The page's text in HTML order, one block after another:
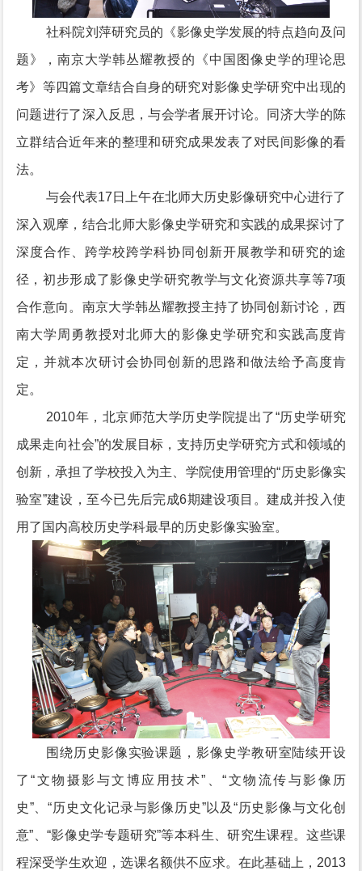
社科院刘萍研究员的《影像史学发展的特点趋向及问
题》，南京大学韩丛耀教授的《中国图像史学的理论思
考》等四篇文章结合自身的研究对影像史学研究中出现的
问题进行了深入反思，与会学者展开讨论。同济大学的陈
立群结合近年来的整理和研究成果发表了对民间影像的看
法。
与会代表17日上午在北师大历史影像研究中心进行了
深入观摩，结合北师大影像史学研究和实践的成果探讨了
深度合作、跨学校跨学科协同创新开展教学和研究的途
径，初步形成了影像史学研究教学与文化资源共享等7项
合作意向。南京大学韩丛耀教授主持了协同创新讨论，西
南大学周勇教授对北师大的影像史学研究和实践高度肯
定，并就本次研讨会协同创新的思路和做法给予高度肯
定。
2010年，北京师范大学历史学院提出了“历史学研究
成果走向社会”的发展目标，支持历史学研究方式和领域的
创新，承担了学校投入为主、学院使用管理的“历史影像实
验室”建设，至今已先后完成6期建设项目。建成并投入使
用了国内高校历史学科最早的历史影像实验室。
围绕历史影像实验课题，影像史学教研室陆续开设
了“文物摄影与文博应用技术”、“文物流传与影像历
史”、“历史文化记录与影像历史”以及“历史影像与文化创
意”、“影像史学专题研究”等本科生、研究生课程。这些课
程深受学生欢迎，选课名额供不应求。在此基础上，2013